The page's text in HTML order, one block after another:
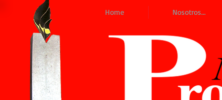
Home Nosotros...